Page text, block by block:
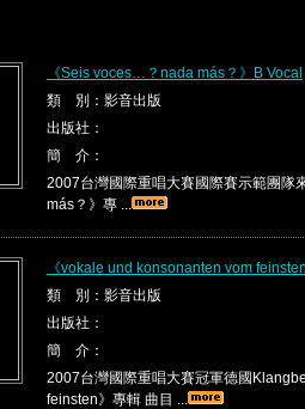
《Seis voces…？nada más？》B Vocal
類 別：影音出版
出版社：
簡 介：
2007台灣國際重唱大賽國際賽示範團
más？》專 ...
《vokale und konsonanten vom
類 別：影音出版
出版社：
簡 介：
2007台灣國際重唱大賽冠軍德國
feinsten》專輯 曲目 ...